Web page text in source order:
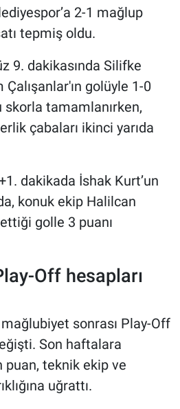
2-1 mağlup
tepmiş oldu.
9. dakikasında Silifke
golüyle 1-0
skorla tamamlanırken,
çabaları ikinci yarıda
dakikada İshak Kurt’un
konuk ekip Halilcan
golle 3 puanı
Off hesapları
mağlubiyet sonrası Play-Off
Son haftalara
teknik ekip ve
uğrattı.